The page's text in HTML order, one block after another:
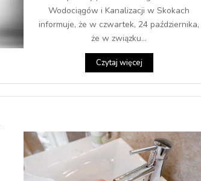
Wodociągów i Kanalizacji w Skokach
informuje, że w czwartek, 24 października,
że w związku...
Czytaj więcej